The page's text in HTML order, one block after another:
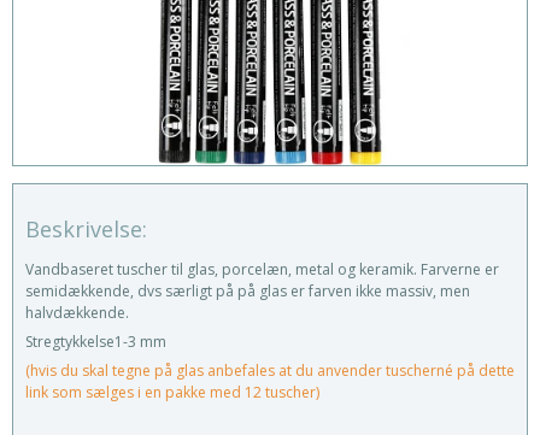
Beskrivelse:
Vandbaseret tuscher til glas, porcelæn, metal og keramik. Farverne er
semidækkende, dvs særligt på på glas er farven ikke massiv, men
halvdækkende.
Stregtykkelse1-3 mm
(hvis du skal tegne på glas anbefales at du anvender tuscherné på dette
link som sælges i en pakke med 12 tuscher)